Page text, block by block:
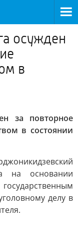
осужден
в
за повторное
в состоянии
на основании
делу в